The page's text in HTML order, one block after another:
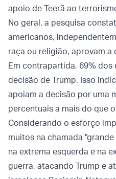
apoio de Teerã ao
No geral, a pesquisa
americanos,
raça ou religião, aprovam a
Em contrapartida, 69% dos
decisão de Trump. Isso
apoiam a decisão por uma
percentuais a mais do que
Considerando o esforço
muitos na chamada
na extrema esquerda e na
guerra, atacando Trump e